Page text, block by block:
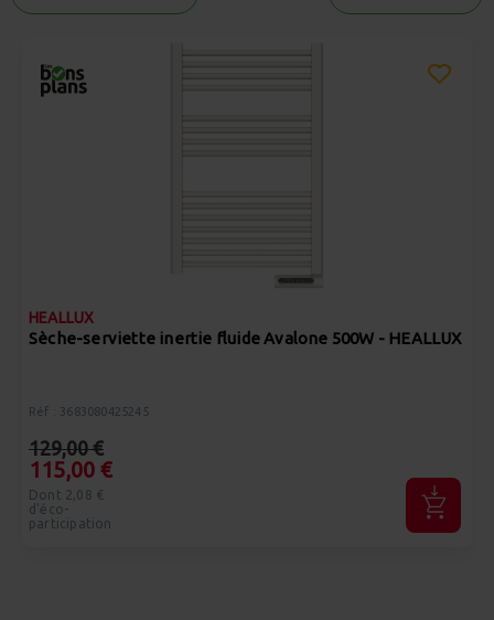
HEALLUX
Sèche-serviette inertie fluide Avalone 500W - HEALLUX
Réf : 3683080425245
115,00 €
129,00 €
Dont 2,08 €
d'éco-
participation